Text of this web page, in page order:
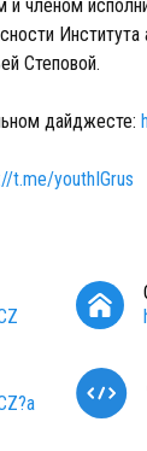
членом
Степовой.
дайджесте:
t.me/youthIGrus